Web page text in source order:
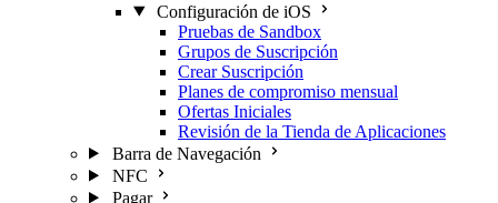
Configuración de iOS
Pruebas de Sandbox
Grupos de Suscripción
Crear Suscripción
Planes de compromiso mensual
Ofertas Iniciales
Revisión de la Tienda de Aplicaciones
Barra de Navegación
NFC
Pagar